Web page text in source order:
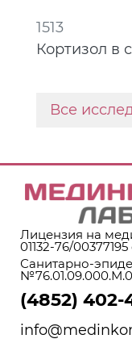
1513
Кортизол в
Все
Лицензия на
01132-76/
Санитарно-
(4852) 402-